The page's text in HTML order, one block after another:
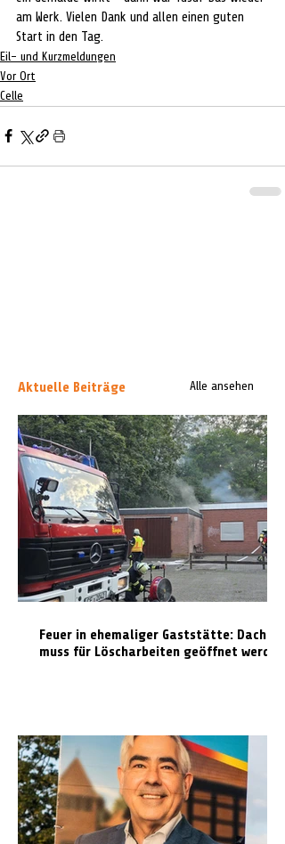
am Werk. Vielen Dank und allen einen guten
Start in den Tag.
Eil- und Kurzmeldungen
Vor Ort
Celle
Aktuelle Beiträge Alle ansehen
Feuer in ehemaliger Gaststätte: Dach
muss für Löscharbeiten geöffnet werden